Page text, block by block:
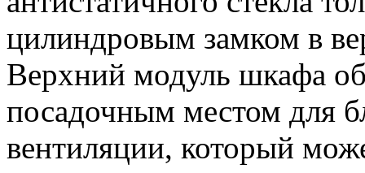
цилиндровым замком в
Верхний модуль шкафа
посадочным местом для
вентиляции, который